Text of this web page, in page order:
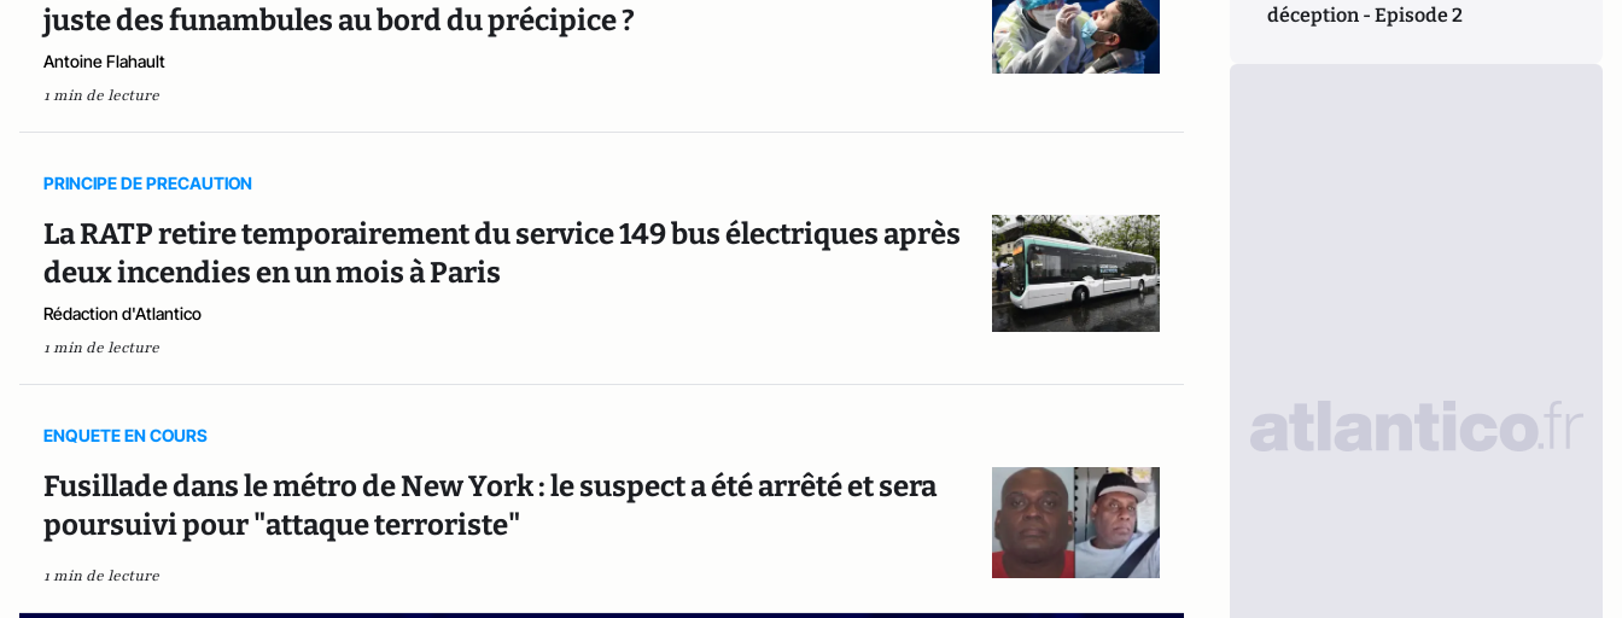
juste des funambules au bord du précipice ?
Antoine Flahault
1 min de lecture
PRINCIPE DE PRECAUTION
La RATP retire temporairement du service 149 bus électriques après
deux incendies en un mois à Paris
Rédaction d'Atlantico
1 min de lecture
ENQUETE EN COURS
Fusillade dans le métro de New York : le suspect a été arrêté et sera
poursuivi pour "attaque terroriste"
1 min de lecture
déception - Episode 2